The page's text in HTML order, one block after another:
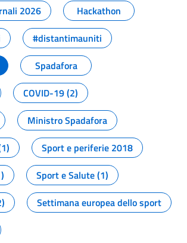
2026
Hackathon
#distantimauniti
Spadafora
COVID-19 (2)
Ministro Spadafora
Sport e periferie 2018
Sport e Salute (1)
Settimana europea dello sport